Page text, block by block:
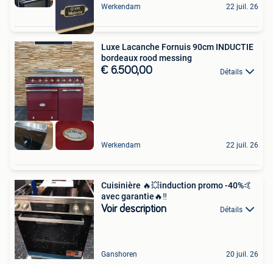
Werkendam 22 juil. 26
Luxe Lacanche Fornuis 90cm INDUCTIE
bordeaux rood messing
€ 6.500,00 Détails
Werkendam 22 juil. 26
Cuisinière 🔥💥induction promo -40%🤙
avec garantie🔥‼️
Voir description Détails
Ganshoren 20 juil. 26